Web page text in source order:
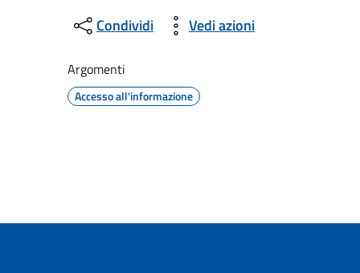
Condividi Vedi azioni
Argomenti
Accesso all'informazione